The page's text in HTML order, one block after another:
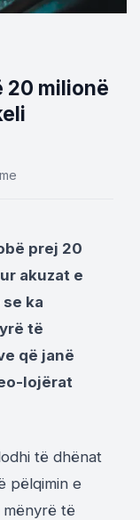
20 milionë
prej 20
akuzat e
ka
të
që janë
lojërat
të dhënat
pëlqimin e
mënyrë të